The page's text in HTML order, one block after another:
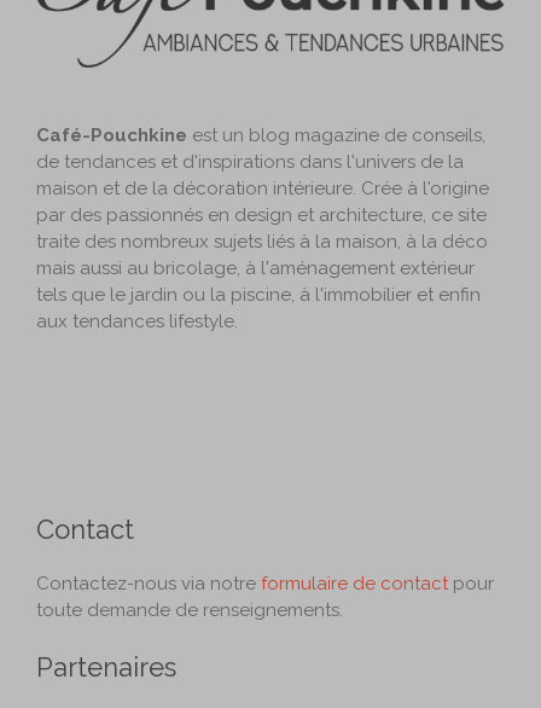
Café-Pouchkine est un blog magazine de conseils,
de tendances et d'inspirations dans l'univers de la
maison et de la décoration intérieure. Crée à l'origine
par des passionnés en design et architecture, ce site
traite des nombreux sujets liés à la maison, à la déco
mais aussi au bricolage, à l'aménagement extérieur
tels que le jardin ou la piscine, à l'immobilier et enfin
aux tendances lifestyle.
Contact
Contactez-nous via notre formulaire de contact pour
toute demande de renseignements.
Partenaires